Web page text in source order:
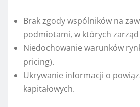
Brak zgody wspólników na
podmiotami, w których zarząd
Niedochowanie warunków
pricing).
Ukrywanie informacji o
kapitałowych.